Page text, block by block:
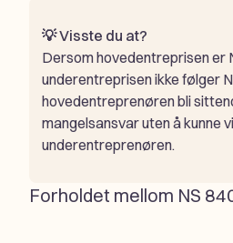
💡 Visste du at?
Dersom hovedentreprisen er
underentreprisen ikke følger
hovedentreprenøren bli
mangelsansvar uten å kunne
underentreprenøren.
Forholdet mellom NS